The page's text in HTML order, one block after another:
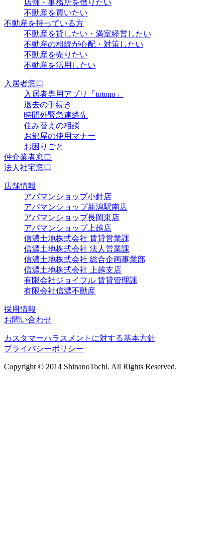
店舗・事務所を借りたい
不動産を買いたい
不動産を持っている方
不動産を貸したい・満室経営したい
不動産の相続が心配・対策したい
不動産を売りたい
不動産を活用したい
入居者窓口
入居者専用アプリ「totono」
退去の手続き
時間外緊急連絡先
住み替えの相談
お部屋の使用マナー
お困りごと
仲介業者窓口
法人社宅窓口
店舗情報
アパマンショップ小針店
アパマンショップ新潟駅南店
アパマンショップ長岡東店
アパマンショップ上越店
信濃土地株式会社 賃貸営業課
信濃土地株式会社 法人営業課
信濃土地株式会社 総合企画事業部
信濃土地株式会社 上越支店
有限会社ジョイフル 賃貸管理課
有限会社信濃不動産
採用情報
お問い合わせ
カスタマーハラスメントに対する基本方針
プライバシーポリシー
Copyright © 2014 ShinanoTochi. All Rights Reserved.